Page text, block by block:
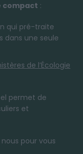
compact :
qui pré-traite
dans une seule
de l’Écologie
permet de
et
pour vous